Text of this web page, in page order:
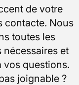
de votre
contacte. Nous
toutes les
et
vos questions.
joignable ?